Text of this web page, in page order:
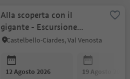
Alla scoperta con il
gigante - Escursione
avventurosa per famiglie
Castelbello-Ciardes, Val Venosta
12 Agosto 2026 19 Agosto 2026